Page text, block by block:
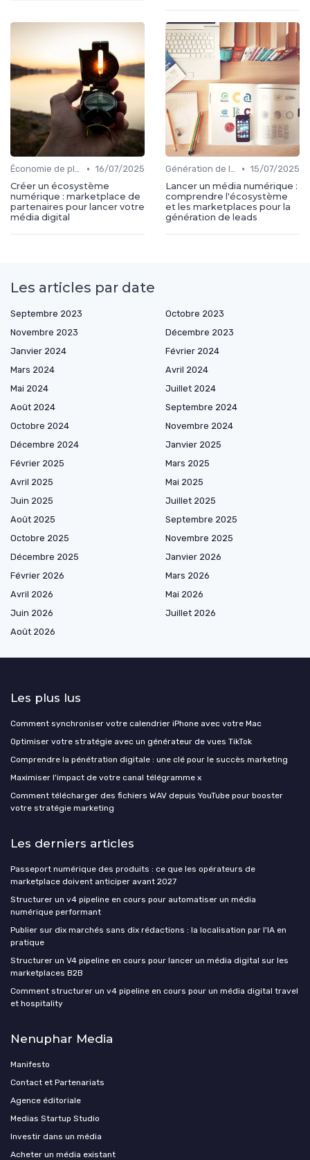
Économie de plateforme • 16/07/2025
Créer un écosystème
numérique : marketplace de
partenaires pour lancer votre
média digital
Génération de leads • 15/07/2025
Lancer un média numérique :
comprendre l'écosystème
et les marketplaces pour la
génération de leads
Les articles par date
Septembre 2023
Octobre 2023
Novembre 2023
Décembre 2023
Janvier 2024
Février 2024
Mars 2024
Avril 2024
Mai 2024
Juillet 2024
Août 2024
Septembre 2024
Octobre 2024
Novembre 2024
Décembre 2024
Janvier 2025
Février 2025
Mars 2025
Avril 2025
Mai 2025
Juin 2025
Juillet 2025
Août 2025
Septembre 2025
Octobre 2025
Novembre 2025
Décembre 2025
Janvier 2026
Février 2026
Mars 2026
Avril 2026
Mai 2026
Juin 2026
Juillet 2026
Août 2026
Les plus lus
Comment synchroniser votre calendrier iPhone avec votre Mac
Optimiser votre stratégie avec un générateur de vues TikTok
Comprendre la pénétration digitale : une clé pour le succès marketing
Maximiser l'impact de votre canal télégramme x
Comment télécharger des fichiers WAV depuis YouTube pour booster
votre stratégie marketing
Les derniers articles
Passeport numérique des produits : ce que les opérateurs de
marketplace doivent anticiper avant 2027
Structurer un v4 pipeline en cours pour automatiser un média
numérique performant
Publier sur dix marchés sans dix rédactions : la localisation par l'IA en
pratique
Structurer un V4 pipeline en cours pour lancer un média digital sur les
marketplaces B2B
Comment structurer un v4 pipeline en cours pour un média digital travel
et hospitality
Nenuphar Media
Manifesto
Contact et Partenariats
Agence éditoriale
Medias Startup Studio
Investir dans un média
Acheter un média existant